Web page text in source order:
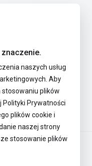
naszych usług
Aby
stosowaniu plików
Polityki Prywatności
plików cookie i
naszej strony
stosowanie plików